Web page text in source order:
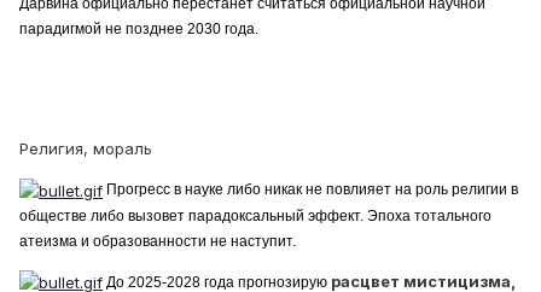
Дарвина официально перестанет считаться официальной научной
парадигмой не позднее 2030 года.
Религия, мораль
Прогресс в науке либо никак не повлияет на роль религии в
обществе либо вызовет парадоксальный эффект. Эпоха тотального
атеизма и образованности не наступит.
До 2025-2028 года прогнозирую расцвет мистицизма,